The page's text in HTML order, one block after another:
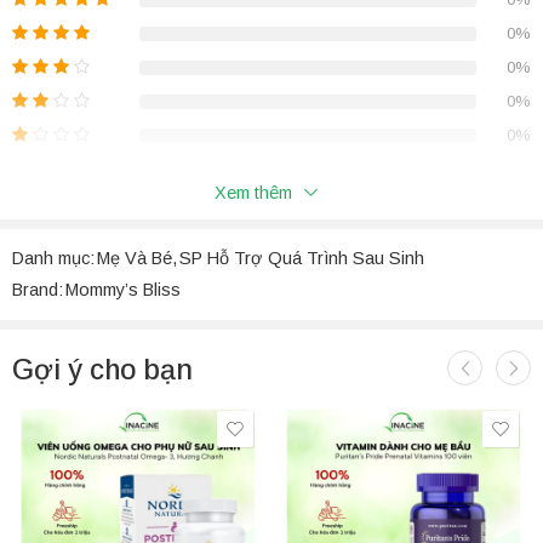
Support Reset My Body Gummies
chuyên biệt, nhằm cung cấp các dưỡng chất thiết yếu giúp phụ nữ
phục hồi cơ thể sau quá trình sinh nở
, tăng cường năng lượng
và cân bằng tâm trạng. Với hương vị thơm ngon và dạng kẹo dẻo
tiện lợi, đây là cách dễ dàng và thú vị để các bà mẹ chăm sóc sức
0%
0%
0%
0%
Chưa có đánh giá nào.
Xem thêm
Danh mục:Mẹ Và Bé,SP Hỗ Trợ Quá Trình Sau Sinh
Brand:Mommy’s Bliss
Gợi ý cho bạn